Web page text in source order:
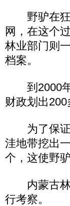
野驴在狂
网，在这个
林业部门则
档案。
到2000年
财政划出
为了保证
洼地带挖出
个，这使野
内蒙古林
行考察。